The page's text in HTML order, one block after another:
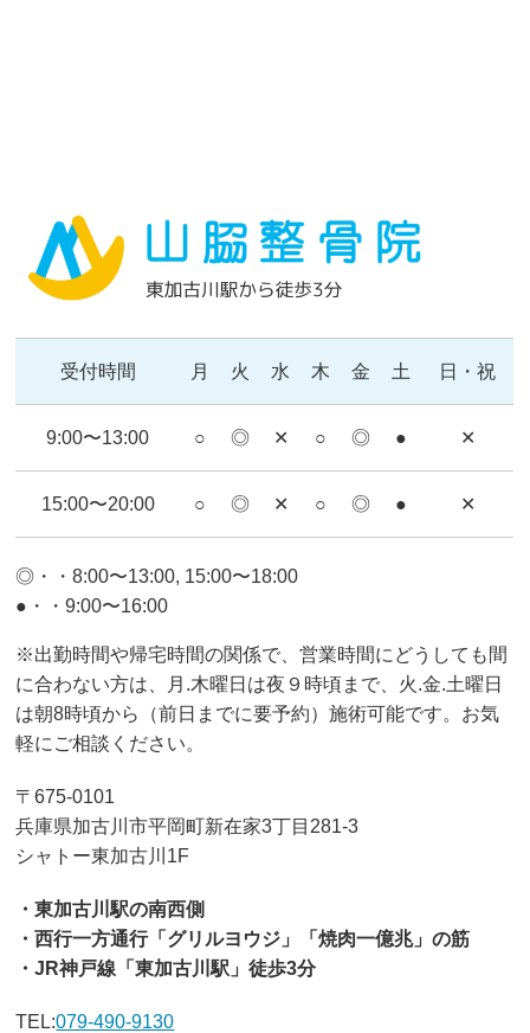
受付時間 月 火 水 木 金 土 日・祝
9:00〜13:00 ○ ◎ ✕ ○ ◎ ● ✕
15:00〜20:00 ○ ◎ ✕ ○ ◎ ● ✕
◎・・8:00〜13:00, 15:00〜18:00
●・・9:00〜16:00
※出勤時間や帰宅時間の関係で、営業時間にどうしても間
に合わない方は、月.木曜日は夜９時頃まで、火.金.土曜日
は朝8時頃から（前日までに要予約）施術可能です。お気
軽にご相談ください。
〒675-0101
兵庫県加古川市平岡町新在家3丁目281-3
シャトー東加古川1F
・東加古川駅の南西側
・西行一方通行「グリルヨウジ」「焼肉一億兆」の筋
・JR神戸線「東加古川駅」徒歩3分
TEL:079-490-9130